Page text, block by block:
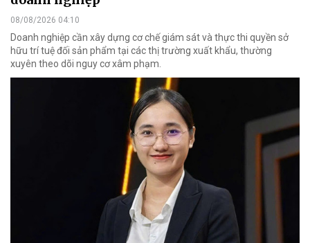
08/08/2026 04:10
Doanh nghiệp cần xây dựng cơ chế giám sát và thực thi quyền sở
hữu trí tuệ đối sản phẩm tại các thị trường xuất khẩu, thường
xuyên theo dõi nguy cơ xâm phạm.